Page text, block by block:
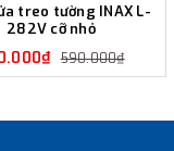
treo tường INAX L-
282V cỡ nhỏ
590.000₫